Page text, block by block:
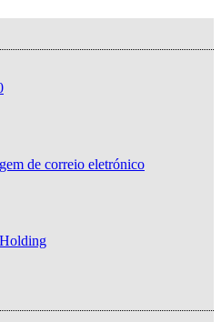
de correio eletrónico